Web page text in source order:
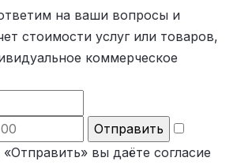
на ваши вопросы и
стоимости услуг или товаров,
коммерческое
вы даёте согласие